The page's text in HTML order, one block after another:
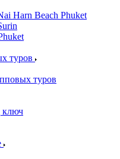
Harn Beach Phuket
туров
туров
ключ